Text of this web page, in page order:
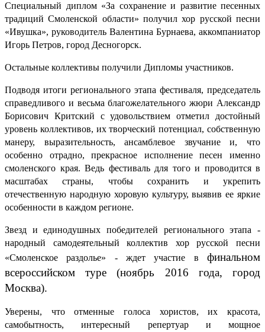
Специальный диплом «За сохранение и развитие песенных
традиций Смоленской области» получил хор русской песни
«Ивушка», руководитель Валентина Бурнаева, аккомпаниатор
Игорь Петров, город Десногорск.
Остальные коллективы получили Дипломы участников.
Подводя итоги регионального этапа фестиваля, председатель
справедливого и весьма благожелательного жюри Александр
Борисович Критский с удовольствием отметил достойный
уровень коллективов, их творческий потенциал, собственную
манеру, выразительность, ансамблевое звучание и, что
особенно отрадно, прекрасное исполнение песен именно
смоленского края. Ведь фестиваль для того и проводится в
масштабах страны, чтобы сохранить и укрепить
отечественную народную хоровую культуру, выявив ее яркие
особенности в каждом регионе.
Звезд и единодушных победителей регионального этапа -
народный самодеятельный коллектив хор русской песни
«Смоленское раздолье» - ждет участие в финальном
всероссийском туре (ноябрь 2016 года, город
Москва).
Уверены, что отменные голоса хористов, их красота,
самобытность, интересный репертуар и мощное